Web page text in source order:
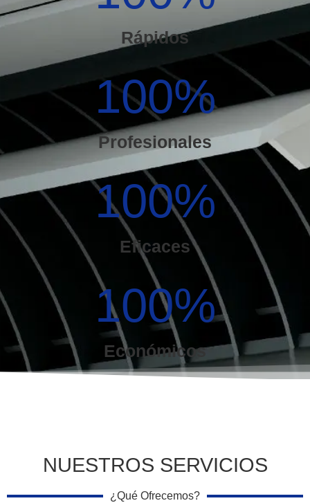
Rápidos
Profesionales
100%
Eficaces
100%
Económicos
100%
NUESTROS SERVICIOS
¿Qué Ofrecemos?